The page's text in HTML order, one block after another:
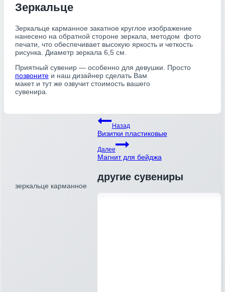
Зеркальце
Зеркальце карманное закатное круглое изображение
нанесено на обратной стороне зеркала, методом фото
печати, что обеспечивает высокую яркость и четкость
рисунка. Диаметр зеркала 6,5 см.
Приятный сувенир — особенно для девушки. Просто
позвонитеи наш дизайнер сделать Вам
макет и тут же озвучит стоимость вашего
сувенира.
зеркальце карманное
Назад
Визитки пластиковые
Далее
Магнит для бейджа
другие сувениры